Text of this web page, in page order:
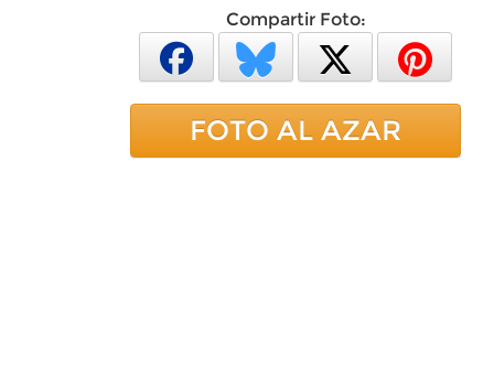
Compartir Foto:
FOTO AL AZAR